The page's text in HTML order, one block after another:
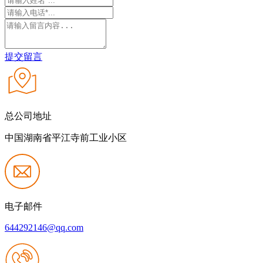
提交留言
总公司地址
中国湖南省平江寺前工业小区
电子邮件
644292146@qq.com